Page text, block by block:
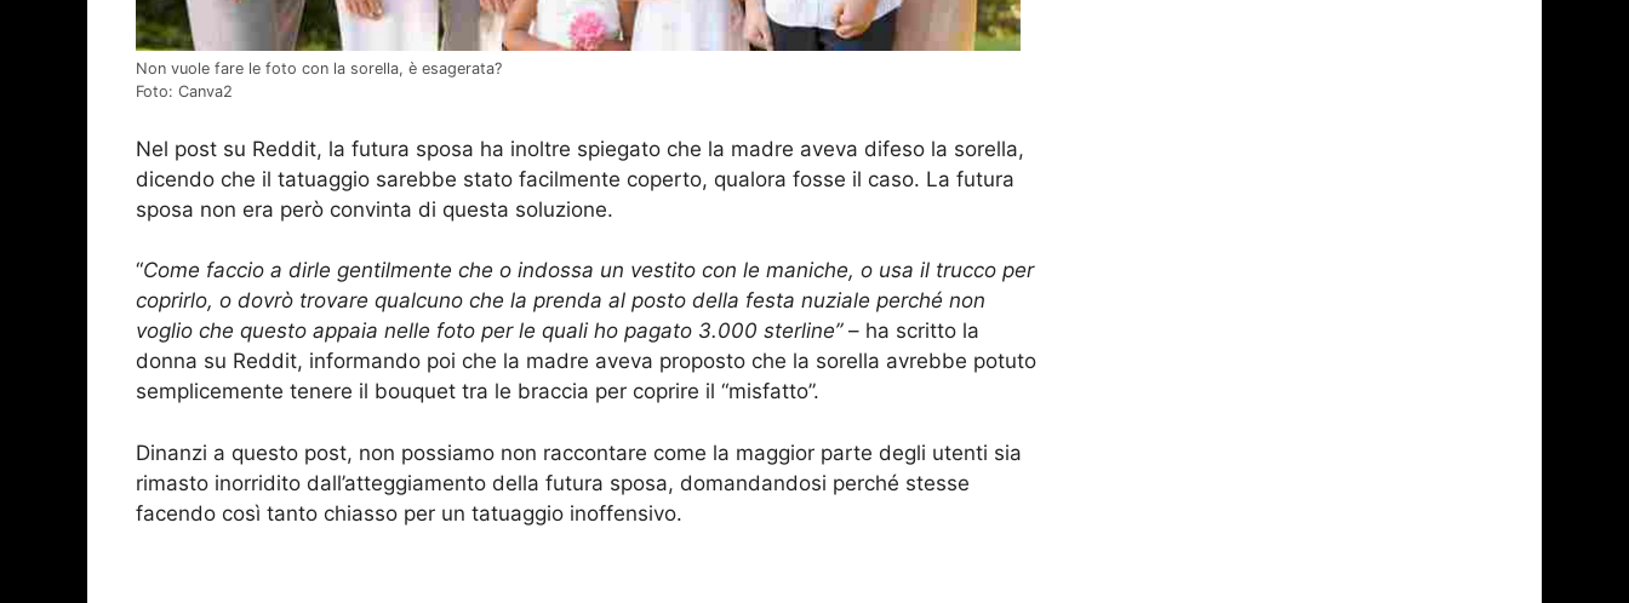
Non vuole fare le foto con la sorella, è esagerata?
Foto: Canva2
Nel post su Reddit, la futura sposa ha inoltre spiegato che la madre aveva difeso la sorella,
dicendo che il tatuaggio sarebbe stato facilmente coperto, qualora fosse il caso. La futura
sposa non era però convinta di questa soluzione.
“Come faccio a dirle gentilmente che o indossa un vestito con le maniche, o usa il trucco per
coprirlo, o dovrò trovare qualcuno che la prenda al posto della festa nuziale perché non
voglio che questo appaia nelle foto per le quali ho pagato 3.000 sterline”– ha scritto la
donna su Reddit, informando poi che la madre aveva proposto che la sorella avrebbe potuto
semplicemente tenere il bouquet tra le braccia per coprire il “misfatto”.
Dinanzi a questo post, non possiamo non raccontare come la maggior parte degli utenti sia
rimasto inorridito dall’atteggiamento della futura sposa, domandandosi perché stesse
facendo così tanto chiasso per un tatuaggio inoffensivo.